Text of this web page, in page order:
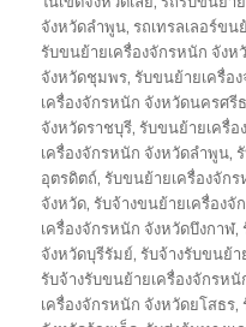
จังหวัดลำพูน,รถเทรลเลอร์ขน
รับขนย้ายเครื่องจักรหนัก จังห
จังหวัดชุมพร,รับขนย้ายเครื่อ
เครื่องจักรหนัก จังหวัดนครศรี
จังหวัดราชบุรี,รับขนย้ายเครื่อ
เครื่องจักรหนัก จังหวัดลำพูน,
อุตรดิตถ์,รับขนย้ายเครื่องจัก
จังหวัด,รับจ้างขนย้ายเครื่องจั
เครื่องจักรหนัก จังหวัดบึงกาฬ,
จังหวัดบุรีรัมย์,รับจ้างรับขนย้
รับจ้างรับขนย้ายเครื่องจักรห
เครื่องจักรหนัก จังหวัดยโสธร,